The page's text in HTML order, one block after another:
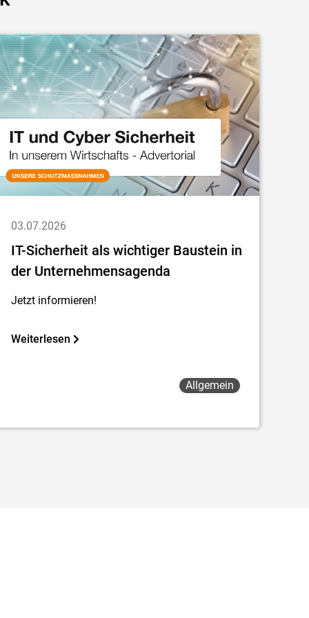
03.07.2026
IT-Sicherheit als wichtiger Baustein in
der Unternehmensagenda
Jetzt informieren!
Weiterlesen
Allgemein